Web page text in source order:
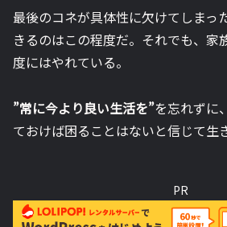
最後のコネが具体性に欠けてしま
きるのはこの程度だ。それでも、家
度にはやれている。
”常に今より良い生活を”を忘れずに
ておけば困ることはないと信じて生
PR